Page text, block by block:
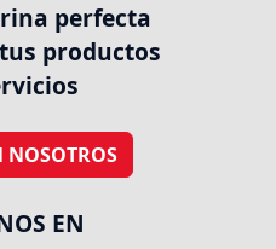
perfecta
productos
NOSOTROS
EN